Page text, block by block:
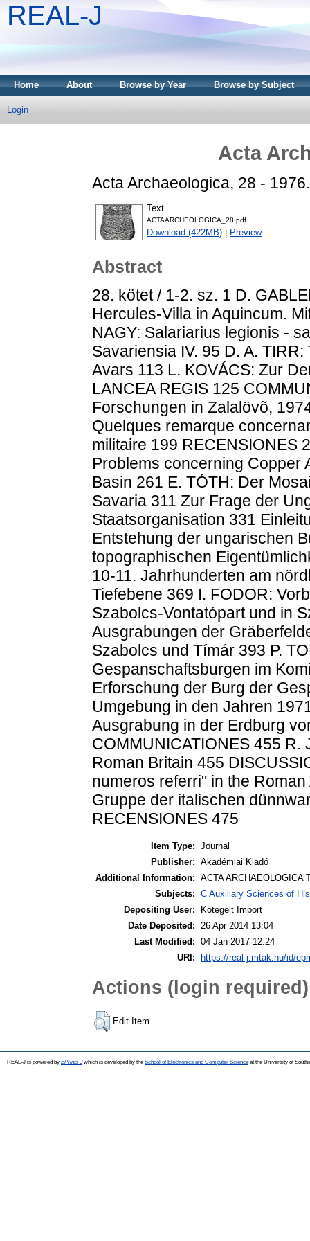
REAL-J
Home About Browse by Year Browse by Subject
Login
Acta
Acta Archaeologica, 28 - 1976.
Text
ACTAARCHEOLOGICA_28.pdf
Download (422MB) Preview
Abstract
28. kötet / 1-2. sz. 1 D.
Hercules-Villa in Aquincum.
NAGY: Salariarius legionis -
Savariensia IV. 95 D. A.
Avars 113 L. KOVÁCS: Zur
LANCEA REGIS 125
Forschungen in Zalalövõ,
Quelques remarque
militaire 199 RECENSIONES
Problems concerning Copper
Basin 261 E. TÓTH: Der
Savaria 311 Zur Frage der
Staatsorganisation 331
Entstehung der ungarischen
topographischen
10-11. Jahrhunderten am
Tiefebene 369 I. FODOR:
Szabolcs-Vontatópart und in
Ausgrabungen der
Szabolcs und Tímár 393 P.
Gespanschaftsburgen im
Erforschung der Burg der
Umgebung in den Jahren
Ausgrabung in der Erdburg
COMMUNICATIONES 455
Roman Britain 455
numeros referri" in the
Gruppe der italischen
RECENSIONES 475
Item Type: Journal
Publisher: Akadémiai Kiadó
Additional Information: ACTA ARCHAEOLOGICA
Subjects: C Auxiliary Sciences of
Depositing User:
Kötegelt Import
Date Deposited:
26 Apr 2014 13:04
Last Modified: 04 Jan 2017 12:24
URI: https://real-j.mtak.hu/id/
Actions (login required)
Edit Item
REAL-J is powered by EPrints 3which is developed by the School of Electronics and Computer Science at the University of